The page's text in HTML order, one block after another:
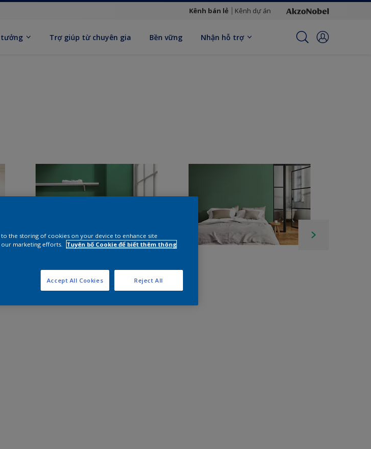
Kênh bán lẻ Kênh dự án
tưởng Trợ giúp từ chuyên gia Bền vững Nhận hỗ trợ
to the storing of cookies on your device to enhance site
our marketing efforts.
Tuyên bố Cookie để biết thêm thông
Reject All
Accept All Cookies